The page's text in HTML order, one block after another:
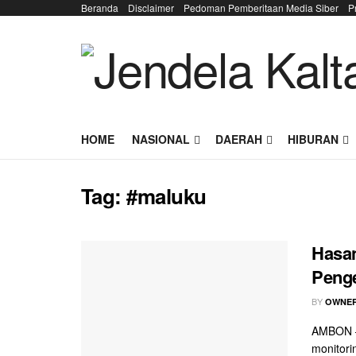
Beranda Disclaimer Pedoman Pemberitaan Media Siber
HOME NASIONAL DAERAH HIBURAN
Tag:#maluku
BY